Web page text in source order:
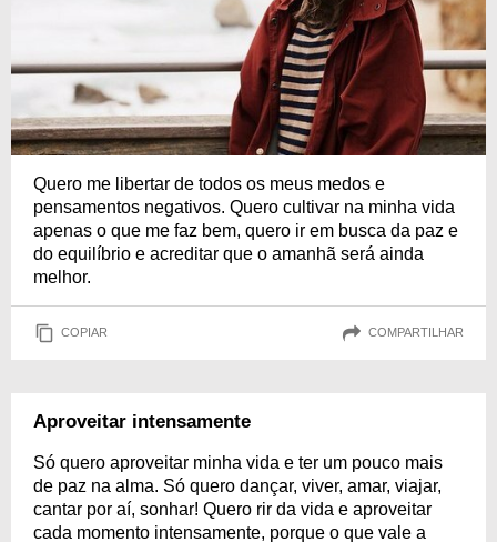
Quero me libertar de todos os meus medos e
pensamentos negativos. Quero cultivar na minha vida
apenas o que me faz bem, quero ir em busca da paz e
do equilíbrio e acreditar que o amanhã será ainda
melhor.
COPIAR COMPARTILHAR
Aproveitar intensamente
Só quero aproveitar minha vida e ter um pouco mais
de paz na alma. Só quero dançar, viver, amar, viajar,
cantar por aí, sonhar! Quero rir da vida e aproveitar
cada momento intensamente, porque o que vale a